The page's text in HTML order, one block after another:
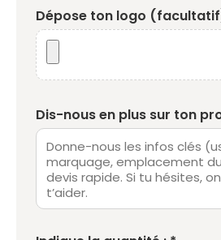
Dépose ton logo
Dis-nous en plus sur ton